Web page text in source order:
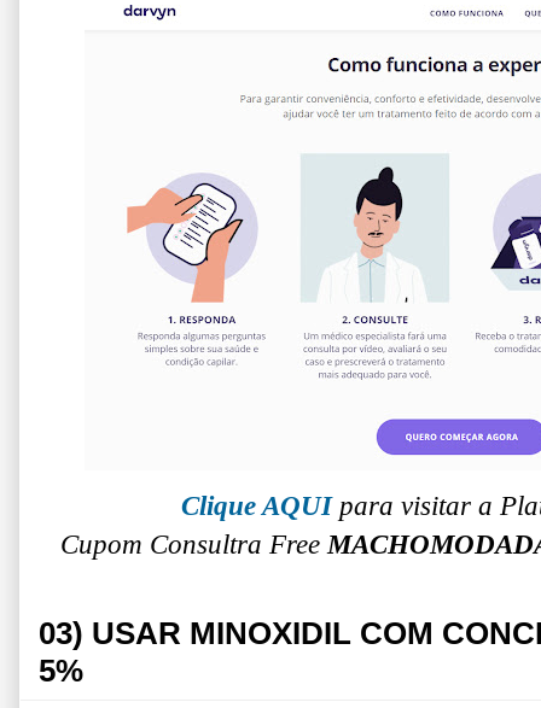
Clique AQUI para visitar a
Cupom Consultra Free
03) USAR MINOXIDIL COM
5%